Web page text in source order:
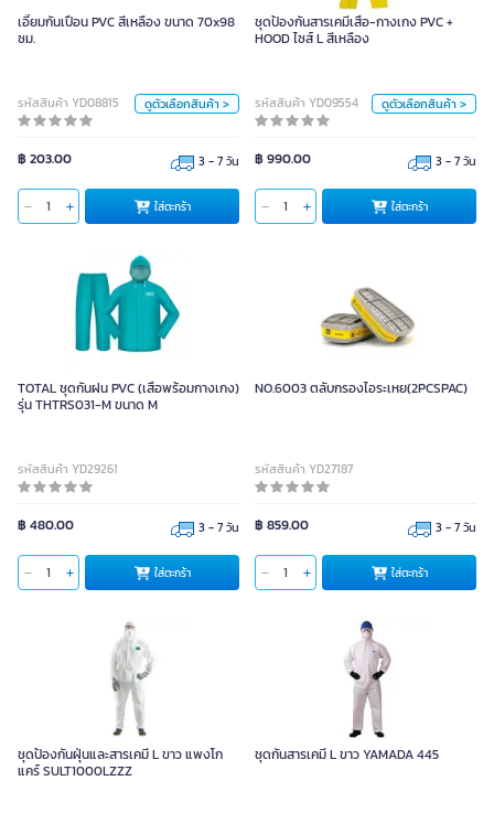
เอี๊ยมกันเปื้อน PVC สีเหลือง ขนาด 70x98
ซม.
รหัสสินค้า YD08815 ดูตัวเลือกสินค้า >
฿ 203.00 3 - 7 วัน
ใส่ตะกร้า
น้ำเงิน
เหลือง
หน่วย
ชุด
ใส่ตะกร้า
ชุดป้องกันสารเคมีเสื้อ-กางเกง PVC +
HOOD ไซส์ L สีเหลือง
รหัสสินค้า YD09554 ดูตัวเลือกสินค้า >
฿ 990.00 3 - 7 วัน
ใส่ตะกร้า
XL
L
หน่วย
ชุด
ใส่ตะกร้า
TOTAL ชุดกันฝน PVC (เสื้อพร้อมกางเกง)
รุ่น THTRS031-M ขนาด M
รหัสสินค้า YD29261
฿ 480.00 3 - 7 วัน
ใส่ตะกร้า
NO.6003 ตลับกรองไอระเหย(2PCSPAC)
รหัสสินค้า YD27187
฿ 859.00 3 - 7 วัน
ใส่ตะกร้า
ชุดป้องกันฝุ่นและสารเคมี L ขาว แพงโก
แคร์ SULT1000LZZZ
ชุดกันสารเคมี L ขาว YAMADA 445